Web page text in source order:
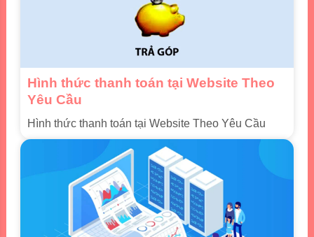
Hình thức thanh toán tại Website Theo
Yêu Cầu
Hình thức thanh toán tại Website Theo Yêu Cầu